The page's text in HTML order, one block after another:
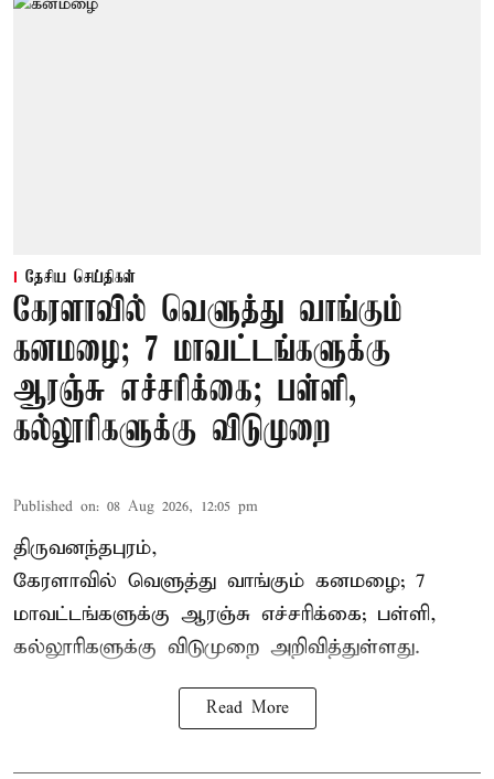
தேசிய செய்திகள்
கேரளாவில் வெளுத்து வாங்கும்
கனமழை; 7 மாவட்டங்களுக்கு
ஆரஞ்சு எச்சரிக்கை; பள்ளி,
கல்லூரிகளுக்கு விடுமுறை
Published on: 08 Aug 2026, 12:05 pm
திருவனந்தபுரம்,
கேரளாவில் வெளுத்து வாங்கும் கனமழை; 7
மாவட்டங்களுக்கு ஆரஞ்சு எச்சரிக்கை; பள்ளி,
கல்லூரிகளுக்கு விடுமுறை அறிவித்துள்ளது.
Read More